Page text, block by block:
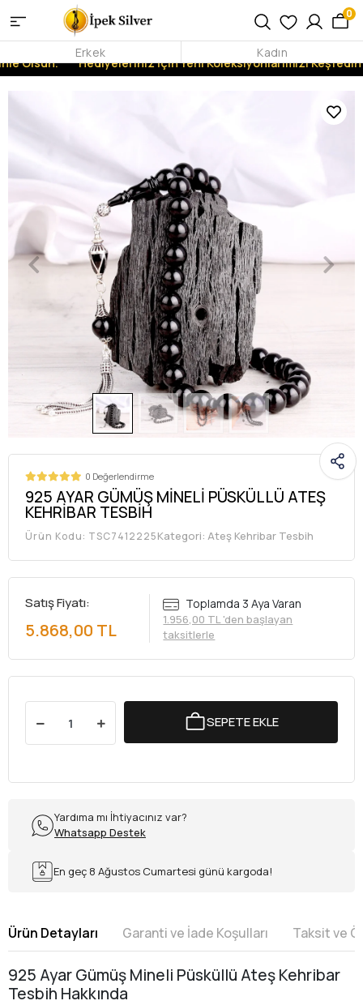
Olsun. Hediyeleriniz İçin Yeni Koleksiyonlarımızı Keşfedin!
0
Erkek Kadın
0 Değerlendirme
925 AYAR GÜMÜŞ MİNELİ PÜSKÜLLÜ ATEŞ
KEHRİBAR TESBİH
Ürün Kodu: TSC7412225Kategori: Ateş Kehribar Tesbih
Satış Fiyatı:
5.868,00 TL
Toplamda 3 Aya Varan
1.956,00 TL 'den başlayan
taksitlerle
SEPETE EKLE
Yardıma mı İhtiyacınız var?
Whatsapp Destek
En geç 8 Ağustos Cumartesi günü kargoda!
Ürün Detayları Garanti ve İade Koşulları Taksit ve
925 Ayar Gümüş Mineli Püsküllü Ateş Kehribar
Tesbih Hakkında